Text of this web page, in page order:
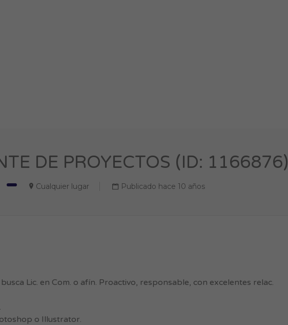
DE PROYECTOS (ID: 1166876)
Cualquier lugar Publicado hace 10 años
Lic. en Com. o afín. Proactivo, responsable, con excelentes relac.
o Illustrator.